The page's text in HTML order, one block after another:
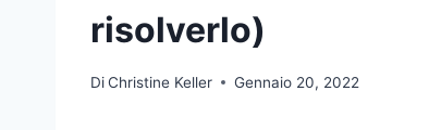
risolverlo)
DiChristine Keller Gennaio 20, 2022